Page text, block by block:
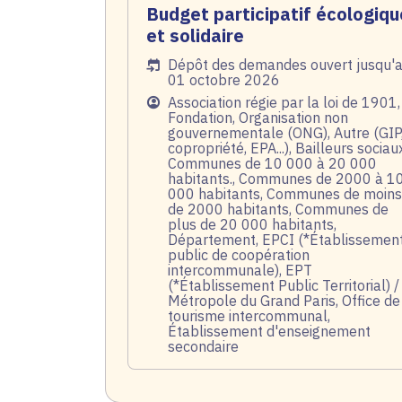
Budget participatif
et solidaire
Date de l'arrêté
Dépôt des demandes ouvert
01 octobre 2026
PublicAssociation régie par la loi de 1901,
Fondation, Organisation non
gouvernementale (ONG), Autre (GIP,
copropriété, EPA...), Bailleurs
Communes de 10 000 à 20 000
habitants., Communes de 2000 à 10
000 habitants, Communes de moins
de 2000 habitants, Communes de
plus de 20 000 habitants,
Département, EPCI
public de coopération
intercommunale), EPT
(*Établissement Public Territorial) /
Métropole du Grand Paris, Office de
tourisme intercommunal,
Établissement d'enseignement
secondaire